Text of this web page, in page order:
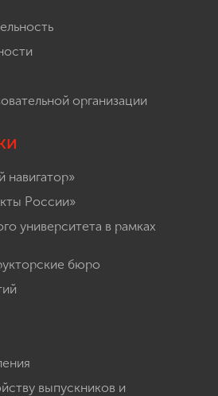
организации
России»
университета в рамках
бюро
выпускников и